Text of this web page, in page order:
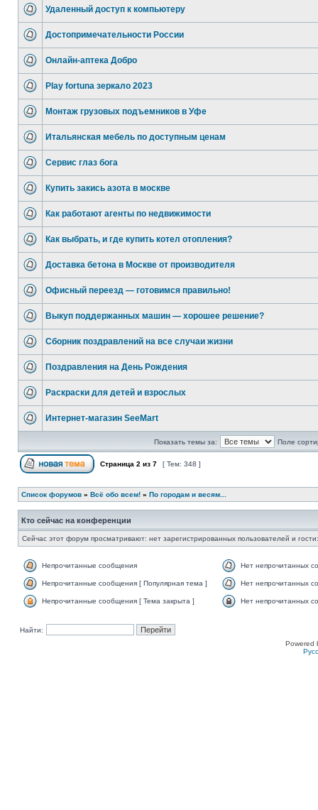
Удаленный доступ к компьютеру
Достопримечательности России
Онлайн-аптека Добро
Play fortuna зеркало 2023
Монтаж грузовых подъемников в Уфе
Итальянская мебель по доступным ценам
Сервис глаз бога
Купить закись азота в москве
Как работают агенты по недвижимости
Как выбрать, и где купить котел отопления?
Доставка бетона в Москве от производителя
Офисный переезд — готовимся правильно!
Выкуп поддержанных машин — хорошее решение?
Сборник поздравлений на все случаи жизни
Поздравления на День Рождения
Раскраски для детей и взрослых
Интернет-магазин SeeMart
Показать темы за: Поле
Страница 2 из 7 [ Тем: 348 ]
Список форумов » Всё обо всем! » По городам и весям...
Кто сейчас на конференции
Сейчас этот форум просматривают: нет зарегистрированных пользователей и
Непрочитанные сообщения Нет непрочитанных
Непрочитанные сообщения [ Популярная тема ] Нет непрочитанных
Непрочитанные сообщения [ Тема закрыта ] Нет непрочитанных
Найти:
Powered